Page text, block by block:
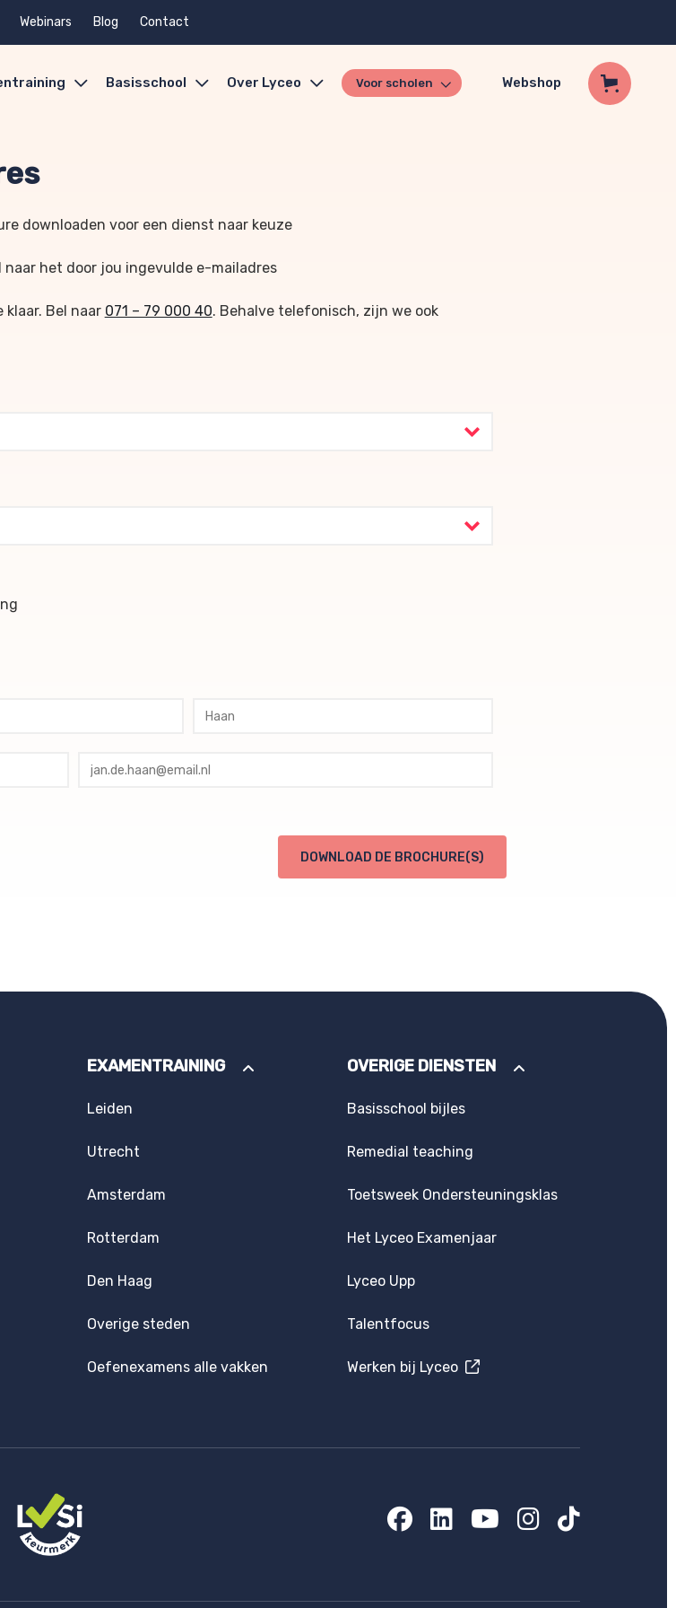
Webinars Blog Contact
Basisschool Over Lyceo Voor scholen Webshop
downloaden voor een dienst naar keuze
het door jou ingevulde e-mailadres
klaar. Bel naar 071 – 79 000 40. Behalve telefonisch, zijn we ook
DOWNLOAD DE BROCHURE(S)
EXAMENTRAINING
Leiden
Utrecht
Amsterdam
Rotterdam
Den Haag
Overige steden
Oefenexamens alle vakken
OVERIGE DIENSTEN
Basisschool bijles
Remedial teaching
Toetsweek Ondersteuningsklas
Het Lyceo Examenjaar
Lyceo Upp
Talentfocus
Werken bij Lyceo
Facebook
LinkedIn
YouTube
Instagram
TikTok